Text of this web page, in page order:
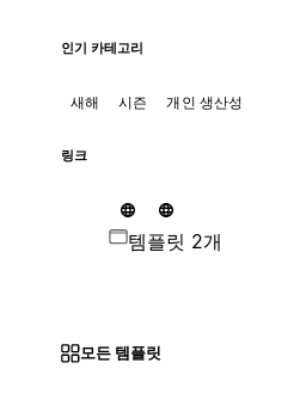
인기 카테고리
새해 시즌 개인 생산성
링크
템플릿 2개
모든 템플릿